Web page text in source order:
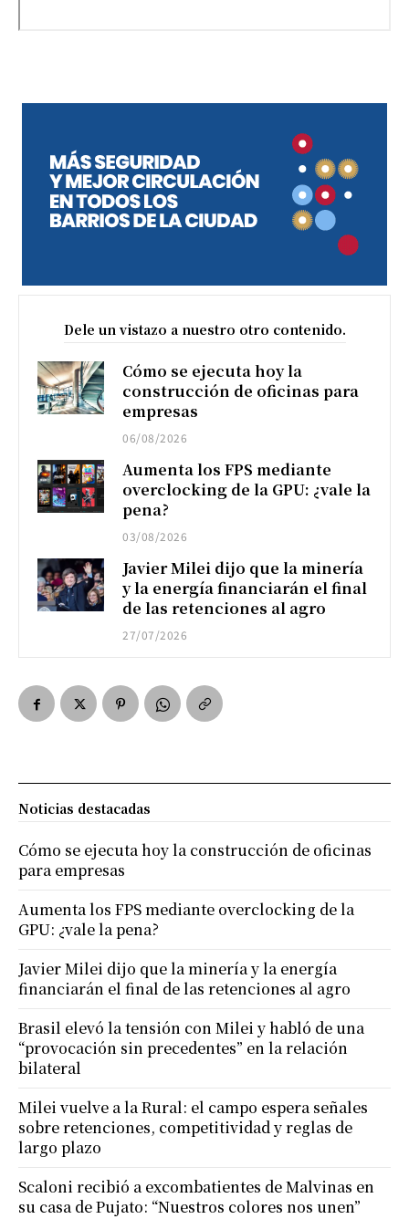
Dele un vistazo a nuestro otro contenido.
Cómo se ejecuta hoy la
construcción de oficinas para
empresas
06/08/2026
Aumenta los FPS mediante
overclocking de la GPU: ¿vale la
pena?
03/08/2026
Javier Milei dijo que la minería
y la energía financiarán el final
de las retenciones al agro
27/07/2026
Noticias destacadas
Cómo se ejecuta hoy la construcción de oficinas
para empresas
Aumenta los FPS mediante overclocking de la
GPU: ¿vale la pena?
Javier Milei dijo que la minería y la energía
financiarán el final de las retenciones al agro
Brasil elevó la tensión con Milei y habló de una
“provocación sin precedentes” en la relación
bilateral
Milei vuelve a la Rural: el campo espera señales
sobre retenciones, competitividad y reglas de
largo plazo
Scaloni recibió a excombatientes de Malvinas en
su casa de Pujato: “Nuestros colores nos unen”